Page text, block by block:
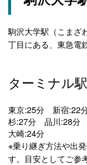
駒沢大学駅（こまざ
丁目にある、東急電
ターミナル
東京:25分 新宿
杉:27分 品川:28分
大崎:24分
※乗り継ぎ方法や出
す。目安としてご参